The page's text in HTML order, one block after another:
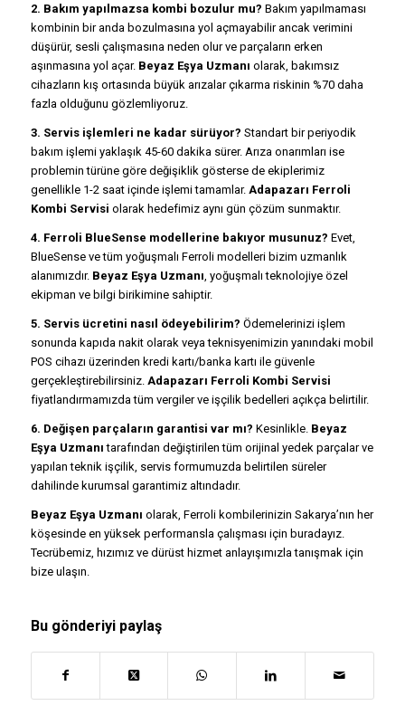
2. Bakım yapılmazsa kombi bozulur mu? Bakım yapılmaması
kombinin bir anda bozulmasına yol açmayabilir ancak verimini
düşürür, sesli çalışmasına neden olur ve parçaların erken
aşınmasına yol açar. Beyaz Eşya Uzmanı olarak, bakımsız
cihazların kış ortasında büyük arızalar çıkarma riskinin %70 daha
fazla olduğunu gözlemliyoruz.
3. Servis işlemleri ne kadar sürüyor? Standart bir periyodik
bakım işlemi yaklaşık 45-60 dakika sürer. Arıza onarımları ise
problemin türüne göre değişiklik gösterse de ekiplerimiz
genellikle 1-2 saat içinde işlemi tamamlar. Adapazarı Ferroli
Kombi Servisi olarak hedefimiz aynı gün çözüm sunmaktır.
4. Ferroli BlueSense modellerine bakıyor musunuz? Evet,
BlueSense ve tüm yoğuşmalı Ferroli modelleri bizim uzmanlık
alanımızdır. Beyaz Eşya Uzmanı , yoğuşmalı teknolojiye özel
ekipman ve bilgi birikimine sahiptir.
5. Servis ücretini nasıl ödeyebilirim? Ödemelerinizi işlem
sonunda kapıda nakit olarak veya teknisyenimizin yanındaki mobil
POS cihazı üzerinden kredi kartı/banka kartı ile güvenle
gerçekleştirebilirsiniz. Adapazarı Ferroli Kombi Servisi
fiyatlandırmamızda tüm vergiler ve işçilik bedelleri açıkça belirtilir.
6. Değişen parçaların garantisi var mı? Kesinlikle. Beyaz
Eşya Uzmanı tarafından değiştirilen tüm orijinal yedek parçalar ve
yapılan teknik işçilik, servis formumuzda belirtilen süreler
dahilinde kurumsal garantimiz altındadır.
Beyaz Eşya Uzmanı olarak, Ferroli kombilerinizin Sakarya’nın her
köşesinde en yüksek performansla çalışması için buradayız.
Tecrübemiz, hızımız ve dürüst hizmet anlayışımızla tanışmak için
bize ulaşın.
Bu gönderiyi paylaş